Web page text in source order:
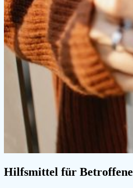
Hilfsmittel für Betroffene